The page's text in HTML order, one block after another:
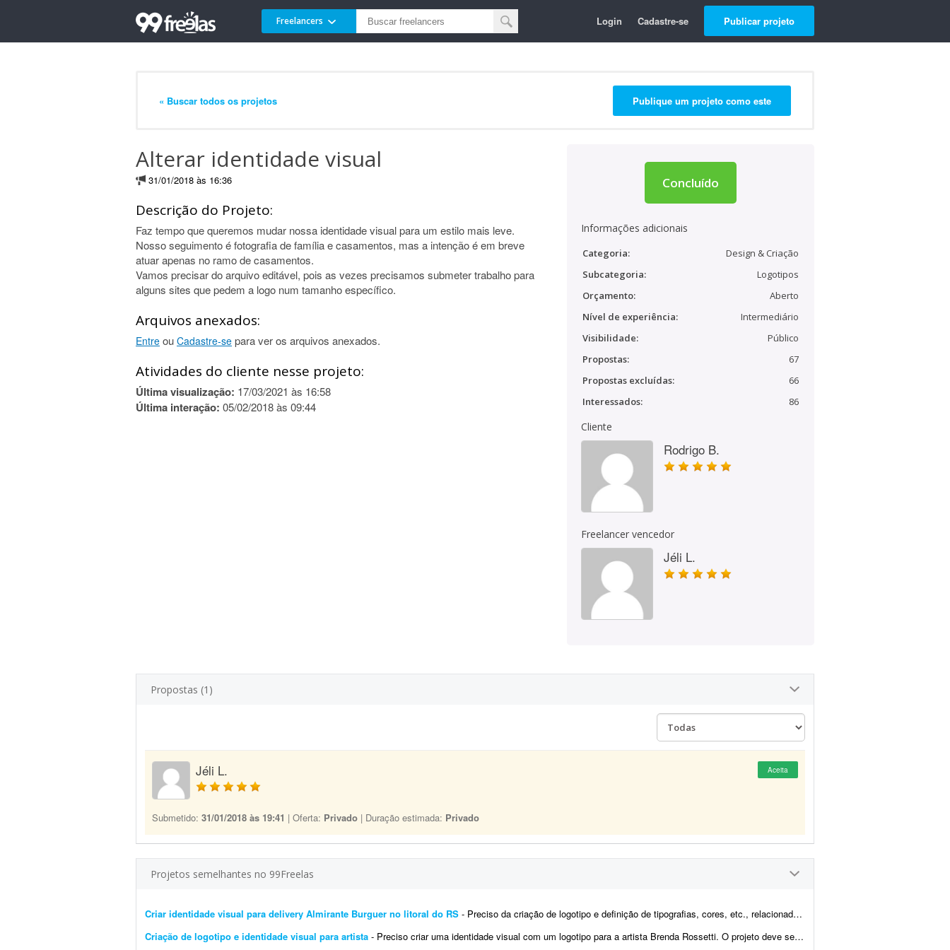
Freelancers Login Cadastre-se Publicar projeto
« Buscar todos os projetos Publique um projeto como este
Alterar identidade visual
31/01/2018 às 16:36
Descrição do Projeto:
Faz tempo que queremos mudar nossa identidade visual para um estilo mais leve.
Nosso seguimento é fotografia de família e casamentos, mas a intenção é em breve
atuar apenas no ramo de casamentos.
Vamos precisar do arquivo editável, pois as vezes precisamos submeter trabalho para
alguns sites que pedem a logo num tamanho específico.
Arquivos anexados:
Entre ou Cadastre-se para ver os arquivos anexados.
Atividades do cliente nesse projeto:
Última visualização: 17/03/2021 às 16:58
Última interação: 05/02/2018 às 09:44
Concluído
Informações adicionais
Categoria:
Design & Criação
Subcategoria:
Logotipos
Orçamento:
Aberto
Nível de experiência:
Intermediário
Visibilidade:
Público
Propostas:
67
Propostas excluídas:
66
Interessados:
86
Cliente
Rodrigo B.
Freelancer vencedor
Jéli L.
Propostas (1)
Jéli L. Aceita
Submetido: 31/01/2018 às 19:41 | Oferta: Privado | Duração estimada: Privado
Projetos semelhantes no 99Freelas
Criar identidade visual para delivery Almirante Burguer no litoral do RS - Preciso da criação de logotipo e definição de tipografias, cores, etc., relacionados à marca. Projeto para o delivery Almirante Burguer, que atuará na reg...
Criação de logotipo e identidade visual para artista - Preciso criar uma identidade visual com um logotipo para a artista Brenda Rossetti. O projeto deve ser realizado sem uso de ferramentas de IA, ou seja, totalmente livre de IA.